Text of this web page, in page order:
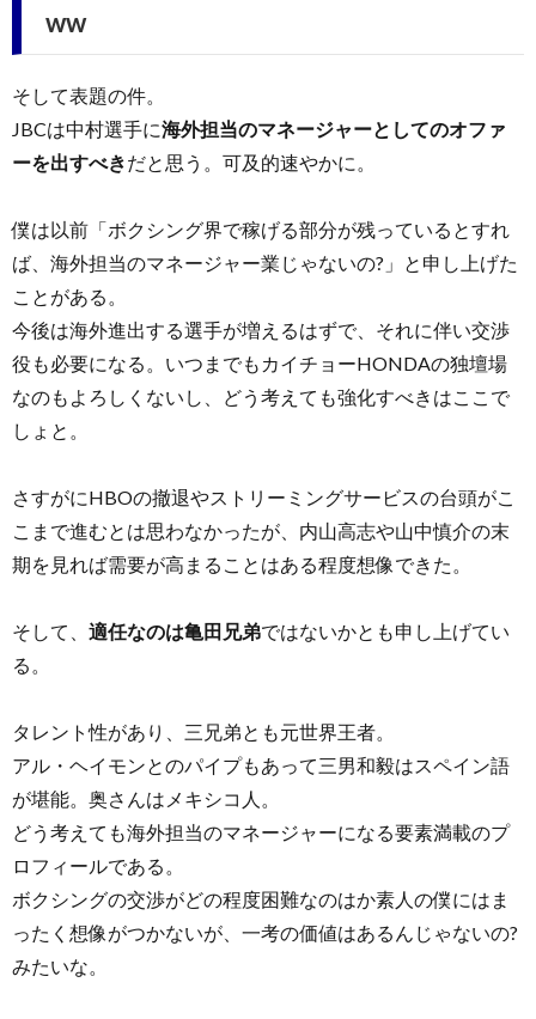
ww
そして表題の件。
JBCは中村選手に海外担当のマネージャーとしてのオファ
ーを出すべきだと思う。可及的速やかに。
僕は以前「ボクシング界で稼げる部分が残っているとすれ
ば、海外担当のマネージャー業じゃないの?」と申し上げた
ことがある。
今後は海外進出する選手が増えるはずで、それに伴い交渉
役も必要になる。いつまでもカイチョーHONDAの独壇場
なのもよろしくないし、どう考えても強化すべきはここで
しょと。
さすがにHBOの撤退やストリーミングサービスの台頭がこ
こまで進むとは思わなかったが、内山高志や山中慎介の末
期を見れば需要が高まることはある程度想像できた。
そして、 適任なのは亀田兄弟ではないかとも申し上げてい
る。
タレント性があり、三兄弟とも元世界王者。
アル・ヘイモンとのパイプもあって三男和毅はスペイン語
が堪能。奥さんはメキシコ人。
どう考えても海外担当のマネージャーになる要素満載のプ
ロフィールである。
ボクシングの交渉がどの程度困難なのはか素人の僕にはま
ったく想像がつかないが、一考の価値はあるんじゃないの?
みたいな。